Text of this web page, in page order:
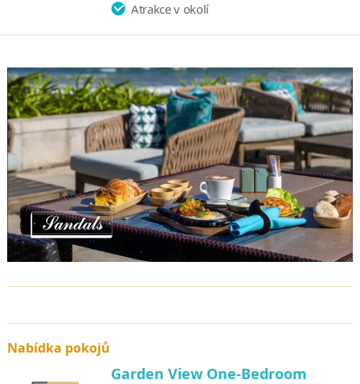
Atrakce v okolí
Nabídka pokojů
Garden View One-Bedroom